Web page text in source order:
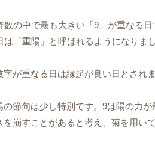
数の中で最も大きい「9」が重なる
は「重陽」と呼ばれるようになりまし
字が重なる日は縁起が良い日とされ
の節句は少し特別です。9は陽の力
を崩すことがあると考え、菊を用い